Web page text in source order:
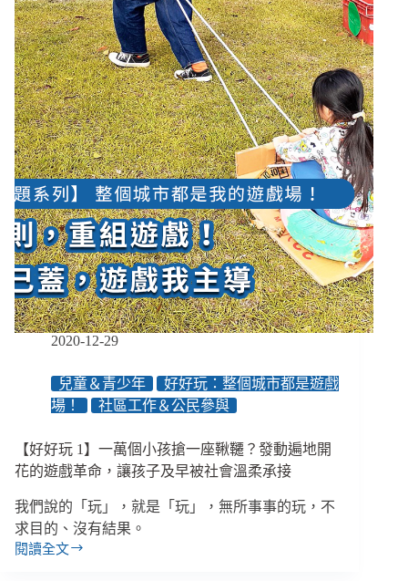
國
境
之
南
的
暖
陽
與
歡
笑：
微
薄
補
貼
父
母，
不
如
玩
伴
2020-12-29
兒童＆青少年
好好玩：整個城市都是遊戲
場！
社區工作＆公民參與
【好好玩 1】一萬個小孩搶一座鞦韆？發動遍地開
花的遊戲革命，讓孩子及早被社會溫柔承接
我們說的「玩」，就是「玩」，無所事事的玩，不
求目的、沒有結果。
閱讀全文
【好